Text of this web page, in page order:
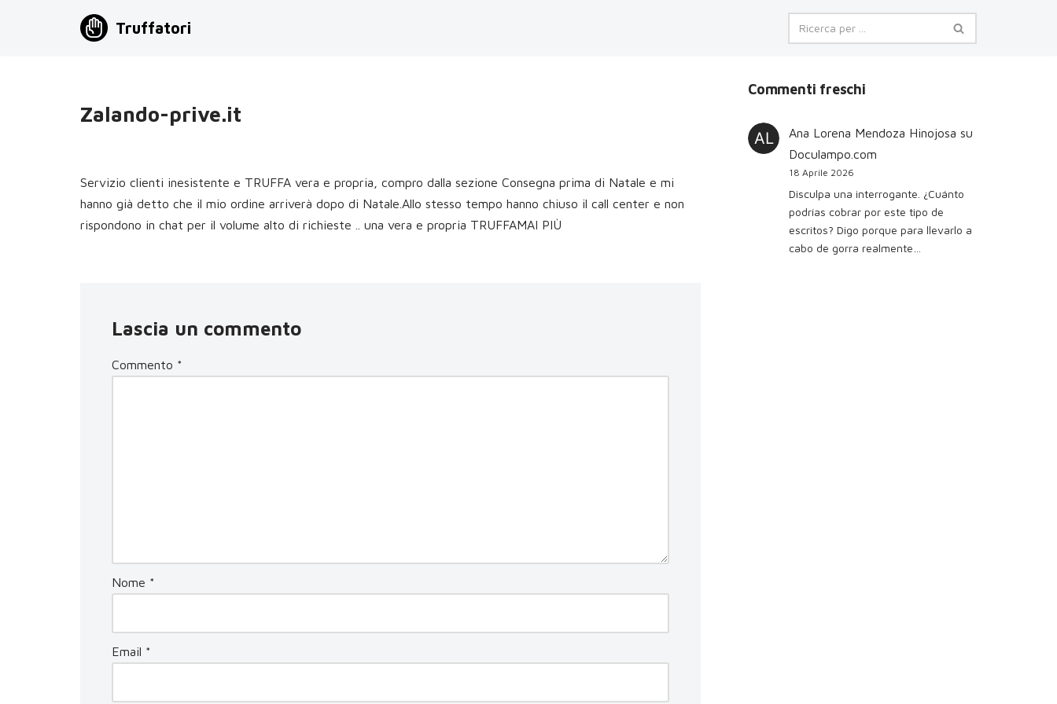
Truffatori
Zalando-prive.it
Servizio clienti inesistente e TRUFFA vera e propria, compro dalla sezione Consegna prima di Natale e mi
hanno già detto che il mio ordine arriverà dopo di Natale.Allo stesso tempo hanno chiuso il call center e non
rispondono in chat per il volume alto di richieste .. una vera e propria TRUFFAMAI PIÙ
Lascia un commento
Commento *
Nome *
Email *
Commenti freschi
Ana Lorena Mendoza Hinojosa su
Doculampo.com
18 Aprile 2026
Disculpa una interrogante. ¿Cuánto
podrías cobrar por este tipo de
escritos? Digo porque para llevarlo a
cabo de gorra realmente…